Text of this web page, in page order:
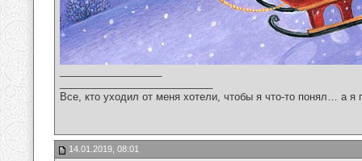
Все, кто уходил от меня хотели, чтобы я что-то понял… а
14.01.2019, 08:01